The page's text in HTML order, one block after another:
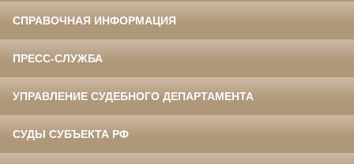
СПРАВОЧНАЯ ИНФОРМАЦИЯ
ПРЕСС-СЛУЖБА
УПРАВЛЕНИЕ СУДЕБНОГО ДЕПАРТАМЕНТА
СУДЫ СУБЪЕКТА РФ